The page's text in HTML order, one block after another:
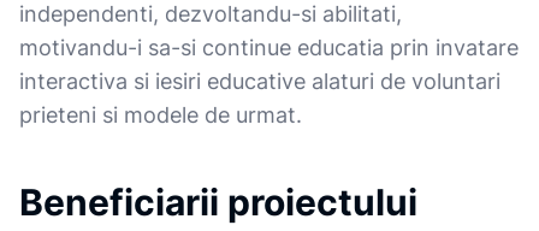
independenti, dezvoltandu-si abilitati,
motivandu-i sa-si continue educatia prin invatare
interactiva si iesiri educative alaturi de voluntari
prieteni si modele de urmat.
Beneficiarii proiectului